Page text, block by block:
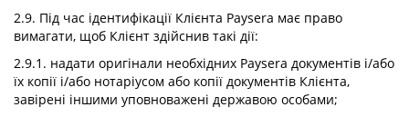
2.9. Під час ідентифікації Клієнта Paysera має право
вимагати, щоб Клієнт здійснив такі дії:
2.9.1. надати оригінали необхідних Paysera документів і/або
їх копії і/або нотаріусом або копії документів Клієнта,
завірені іншими уповноважені державою особами;